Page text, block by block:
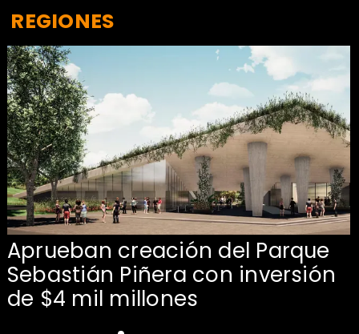
Aprueban creación del Parque
Sebastián Piñera con inversión
de $4 mil millones
REGIONES